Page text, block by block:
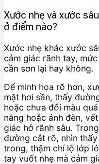
Xước nhẹ và xước
ở điểm nào?
Xước nhẹ khác xước
cảm giác rãnh tay,
cần sơn lại hay không.
Để minh họa rõ hơn,
mặt hơi sần, thấy
hoặc chưa đổi màu
nắng hoặc ánh đèn,
giác hở rãnh sâu.
đường cắt rõ, nhìn
trong, thậm chí lộ lớp
tay vuốt nhẹ mà cảm